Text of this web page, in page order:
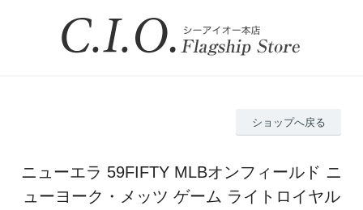
ショップへ戻る
ニューエラ 59FIFTY MLBオンフィールド ニ
ューヨーク・メッツ ゲーム ライトロイヤル